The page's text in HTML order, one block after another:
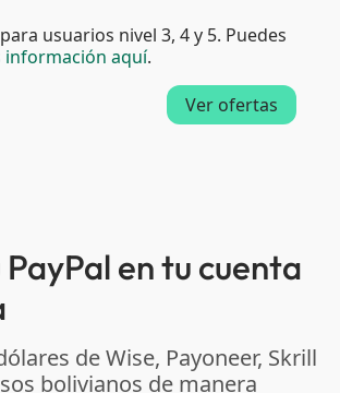
usuarios nivel 3, 4 y 5. Puedes
información aquí.
Ver ofertas
en tu cuenta
de Wise, Payoneer, Skrill
bolivianos de manera